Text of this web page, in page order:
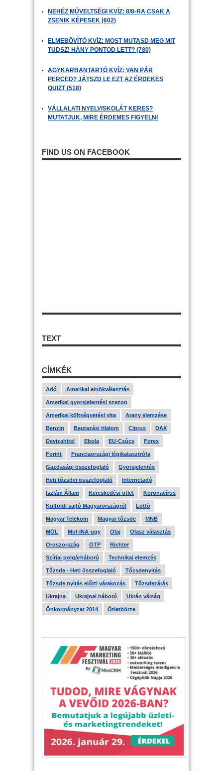
NEHÉZ MŰVELTSÉGI KVÍZ: 8/8-RA CSAK A
ZSENIK KÉPESEK (602)
ELMEBŐVÍTŐ KVÍZ: MOST MUTASD MEG MIT
TUDSZ! HÁNY PONTOD LETT? (780)
AGYKARBANTARTÓ KVÍZ: VAN PÁR
PERCED? JÁTSZD LE EZT AZ ÉRDEKES
QUIZT (518)
VÁLLALATI NYELVISKOLÁT KERES?
MUTATJUK, MIRE ÉRDEMES FIGYELNI
FIND US ON FACEBOOK
TEXT
CÍMKÉK
Adó Amerikai elnökválasztás
Amerikai gyorsjelentési szezon
Amerikai költségvetési vita Arany elemzése
Benzin Beutazási tilalom Ciprus DAX
Devizahitel Ebola EU-Csúcs Forex
Forint Franciaországi légikatasztrófa
Gazdasági összefoglaló Gyorsjelentés
Heti tőzsdei összefoglaló Internetadó
Iszlám Állam Kereskedési ötlet Koronavírus
Külföldi sajtó Magyarországról Lottó
Magyar Telekom Magyar tőzsde MNB
MOL Mol-INA-ügy Olaj Olasz választás
Oroszország OTP Richter
Szíriai polgárháború Technikai elemzés
Tőzsde - Heti összefoglaló Tőzsdenyitás
Tőzsde nyitás előtti várakozás Tőzsdezárás
Ukrajna Ukrajnai háború Ukrán válság
Önkormányzat 2014 Ötletbörze